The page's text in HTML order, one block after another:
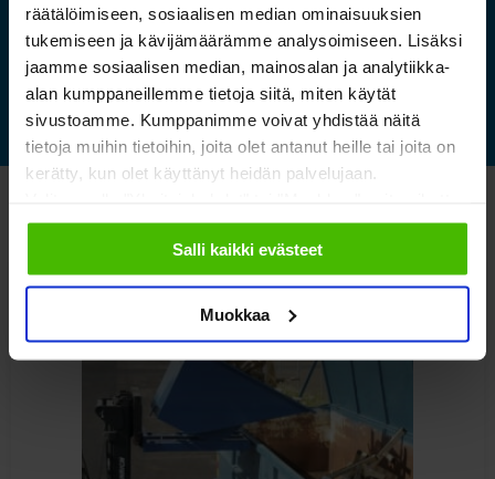
räätälöimiseen, sosiaalisen median ominaisuuksien
tukemiseen ja kävijämäärämme analysoimiseen. Lisäksi
jaamme sosiaalisen median, mainosalan ja analytiikka-
alan kumppaneillemme tietoja siitä, miten käytät
sivustoamme. Kumppanimme voivat yhdistää näitä
tietoja muihin tietoihin, joita olet antanut heille tai joita on
kerätty, kun olet käyttänyt heidän palvelujaan.
sallimiisi evästeisiin.
Salli kaikki evästeet
Muokkaa
Lue lisää »
Katso myös nämä